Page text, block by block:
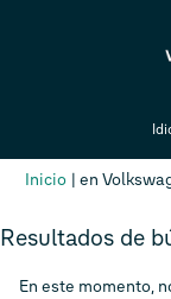
Inicio | en
Resultados de
En este momento,